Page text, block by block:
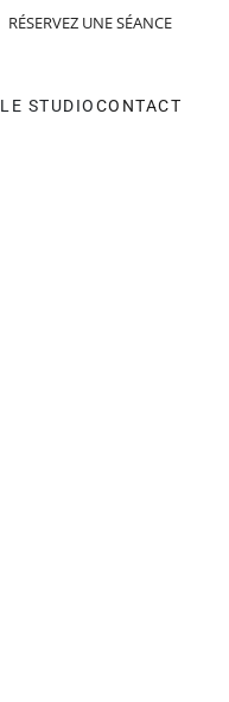
RÉSERVEZ UNE SÉANCE
LE STUDIOCONTACT